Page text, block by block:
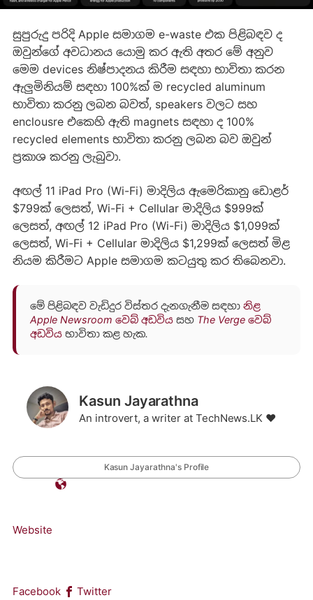
සුපුරුදු පරිදි Apple සමාගම e-waste එක පිළිබඳව ද
ඔවුන්ගේ අවධානය යොමු කර ඇති අතර මේ අනුව
මෙම devices නිෂ්පාදනය කිරීම සඳහා භාවිතා කරන
ඇලුමිනියම් සඳහා 100%ක් ම recycled aluminum
භාවිතා කරනු ලබන බවත්, speakers වලට සහ
enclousre එකෙහි ඇති magnets සඳහා ද 100%
recycled elements භාවිතා කරනු ලබන බව ඔවුන්
ප්‍රකාශ කරනු ලැබුවා.
අඟල් 11 iPad Pro (Wi-Fi) මාදිලිය ඇමෙරිකානු ඩොළර්
$799ක් ලෙසත්, Wi-Fi + Cellular මාදිලිය $999ක්
ලෙසත්, අඟල් 12 iPad Pro (Wi-Fi) මාදිලිය $1,099ක්
ලෙසත්, Wi-Fi + Cellular මාදිලිය $1,299ක් ලෙසත් මිළ
නියම කිරීමට Apple සමාගම කටයුතු කර තිබෙනවා.
මේ පිළිබඳව වැඩිදුර විස්තර දැනගැනීම සඳහා නිළ
Apple Newsroom වෙබ් අඩවියසහ The Verge වෙබ්
අඩවියභාවිතා කළ හැක.
Kasun Jayarathna
An introvert, a writer at TechNews.LK ❤️
Kasun Jayarathna's Profile
Website
Facebook Twitter